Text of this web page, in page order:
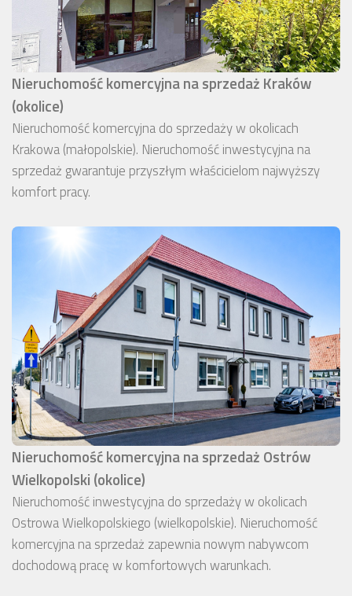
Nieruchomość komercyjna na sprzedaż Kraków
(okolice)
Nieruchomość komercyjna do sprzedaży w okolicach
Krakowa (małopolskie). Nieruchomość inwestycyjna na
sprzedaż gwarantuje przyszłym właścicielom najwyższy
komfort pracy.
Nieruchomość komercyjna na sprzedaż Ostrów
Wielkopolski (okolice)
Nieruchomość inwestycyjna do sprzedaży w okolicach
Ostrowa Wielkopolskiego (wielkopolskie). Nieruchomość
komercyjna na sprzedaż zapewnia nowym nabywcom
dochodową pracę w komfortowych warunkach.